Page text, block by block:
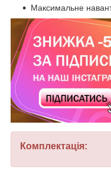
Максимальне
Комплектація: